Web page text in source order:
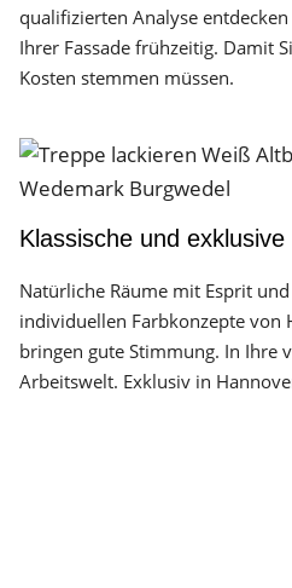
qualifizierten Analyse
Ihrer Fassade frühzeitig. Damit
Kosten stemmen müssen.
Klassische und
Natürliche Räume mit Esprit
individuellen Farbkonzepte von
bringen gute Stimmung. In Ihre
Arbeitswelt. Exklusiv in